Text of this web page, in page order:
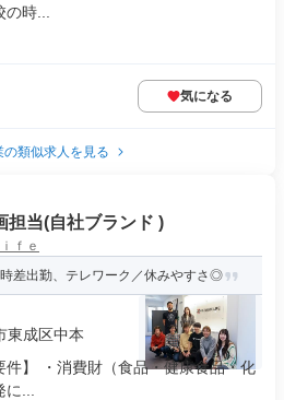
時...
気になる
の類似求人を見る
担当(自社ブランド )
ｆｅ
差出勤、テレワーク／休みやすさ◎
東成区中本
】 ・消費財（食品・健康食品・化
...